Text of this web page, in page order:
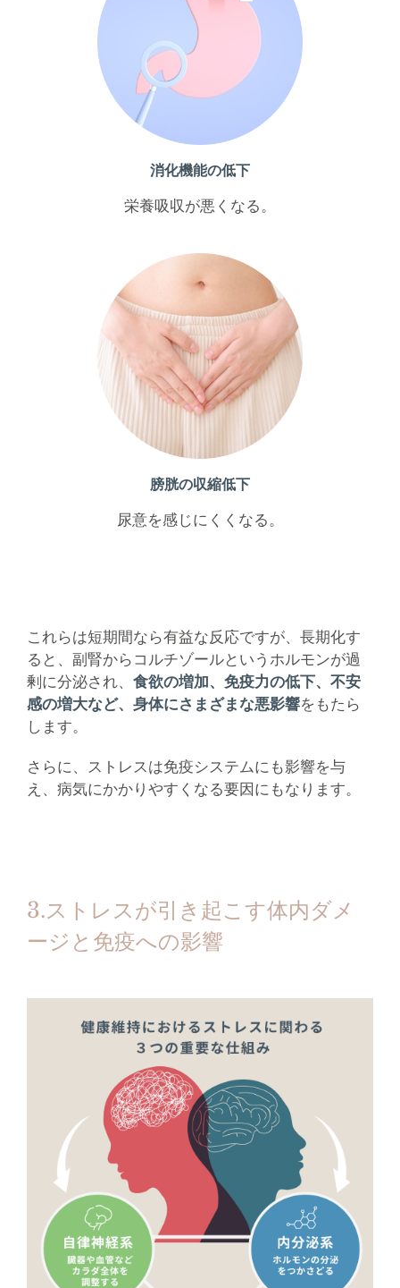
消化機能の低下
栄養吸収が悪くなる。
膀胱の収縮低下
尿意を感じにくくなる。
これらは短期間なら有益な反応ですが、長期化す
ると、副腎からコルチゾールというホルモンが過
剰に分泌され、 食欲の増加、免疫力の低下、不安
感の増大など、身体にさまざまな悪影響をもたら
します。
さらに、ストレスは免疫システムにも影響を与
え、病気にかかりやすくなる要因にもなります。
3.ストレスが引き起こす体内ダメ
ージと免疫への影響